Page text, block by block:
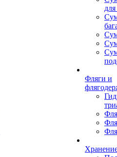
Фляги и